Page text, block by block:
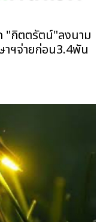
"กิตตรัตน์"ลงนาม
าฯจ่ายก่อน3.4พัน